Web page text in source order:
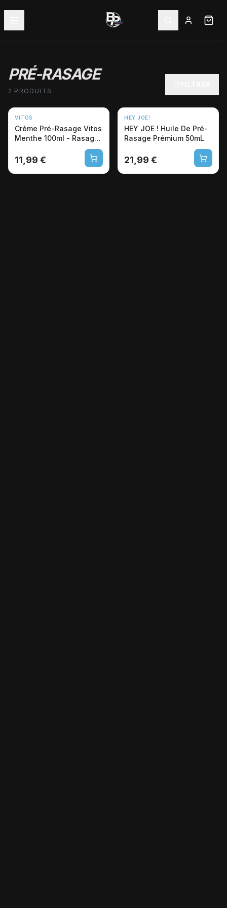
PRÉ-RASAGE
2 PRODUITS
VITOS
Crème Pré-Rasage Vitos
Menthe 100ml - Rasage
11,99 €
HEY JOE!
HEY JOE ! Huile De Pré-
Rasage Prémium 50mL
21,99 €